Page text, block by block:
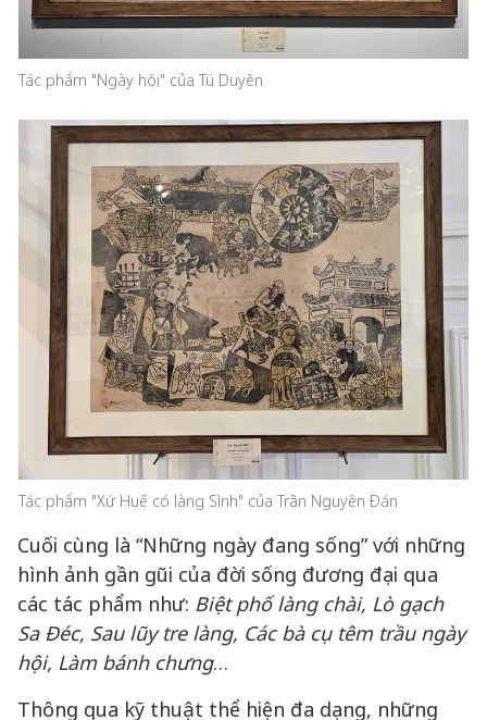
Tác phẩm "Ngày hội" của Tú Duyên
Tác phẩm "Xứ Huế có làng Sình" của Trần Nguyên Đán
Cuối cùng là “Những ngày đang sống” với những
hình ảnh gần gũi của đời sống đương đại qua
các tác phẩm như: Biệt phố làng chài, Lò gạch
Sa Đéc, Sau lũy tre làng, Các bà cụ têm trầu ngày
hội, Làm bánh chưng…
Thông qua kỹ thuật thể hiện đa dạng, những